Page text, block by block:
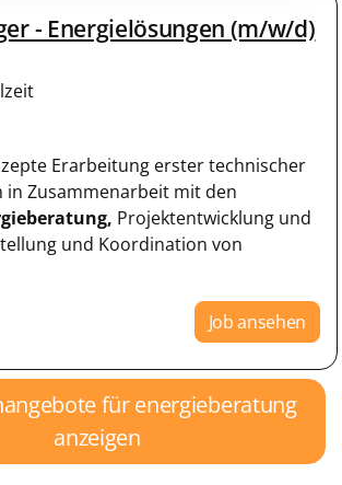
- Energielösungen (m/w/d)
Erarbeitung erster technischer
in Zusammenarbeit mit den
Projektentwicklung und
und Koordination von
Job ansehen
für energieberatung
anzeigen